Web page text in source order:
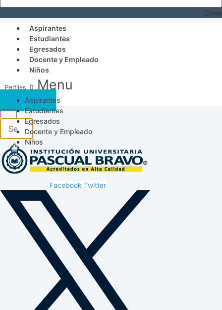
Close
Aspirantes
Estudiantes
Egresados
Docente y Empleado
Niños
Menu
Aspirantes
Estudiantes
Egresados
Docente y Empleado
Niños
Acceso SICAU
Facebook Twitter